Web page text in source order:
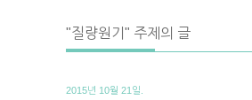
"질량원기" 주제의 글
2015년 10월 21일.